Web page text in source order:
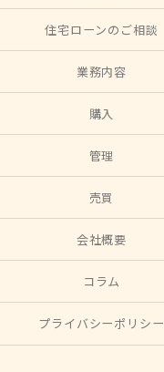
住宅ローンのご相談
業務内容
購入
管理
売買
会社概要
コラム
プライバシーポリシー